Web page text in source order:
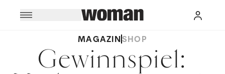
MAGAZINSHOP
Gewinnspiel: